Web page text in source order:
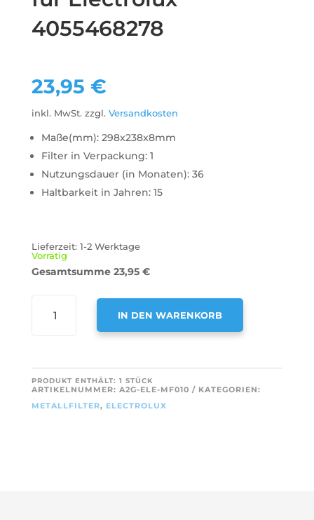
4055468278
23,95 €
inkl. MwSt. zzgl. Versandkosten
Maße(mm): 298x238x8mm
Filter in Verpackung: 1
Nutzungsdauer (in Monaten): 36
Haltbarkeit in Jahren: 15
Lieferzeit: 1-2 Werktage
Vorrätig
Gesamtsumme 23,95 €
METALL-
FÜR
ELECTROLUX
IN DEN WARENKORB
T
E
R
PRODUKT ENTHÄLT: 1 STÜCK
ARTIKELNUMMER: A2G-ELE-MF010
KATEGORIEN:
METALLFILTER, ELECTROLUX